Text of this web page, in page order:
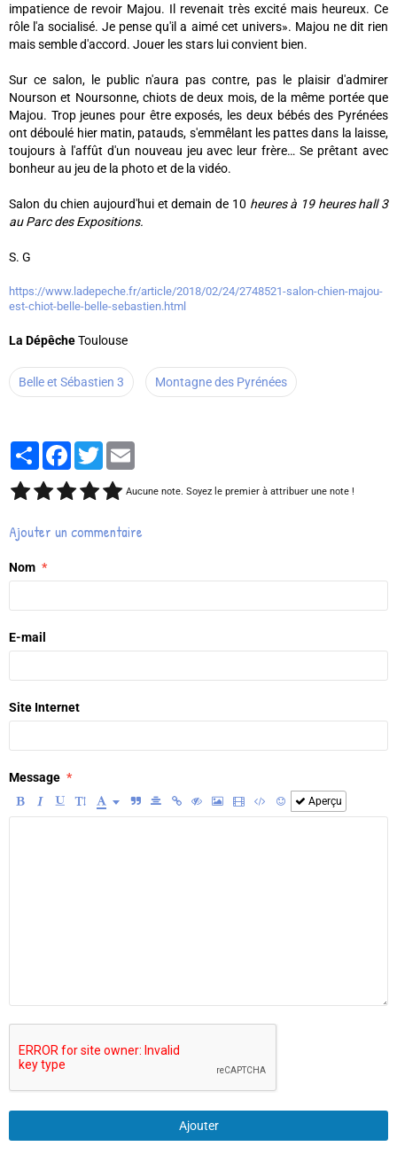
impatience de revoir Majou. Il revenait très excité mais heureux. Ce
rôle l'a socialisé. Je pense qu'il a aimé cet univers». Majou ne dit rien
mais semble d'accord. Jouer les stars lui convient bien.
Sur ce salon, le public n'aura pas contre, pas le plaisir d'admirer
Nourson et Noursonne, chiots de deux mois, de la même portée que
Majou. Trop jeunes pour être exposés, les deux bébés des Pyrénées
ont déboulé hier matin, patauds, s'emmêlant les pattes dans la laisse,
toujours à l'affût d'un nouveau jeu avec leur frère… Se prêtant avec
bonheur au jeu de la photo et de la vidéo.
Salon du chien aujourd'hui et demain de 10 heures à 19 heures hall 3
au Parc des Expositions.
S. G
https://www.ladepeche.fr/article/2018/02/24/2748521-salon-chien-majou-
est-chiot-belle-belle-sebastien.html
La DépêcheToulouse
Belle et Sébastien 3 Montagne des Pyrénées
PartagerFacebook
Twitter
Aucune note. Soyez le premier à attribuer une note !
Ajouter un commentaire
Nom
E-mail
Site Internet
Message
Aperçu
Ajouter